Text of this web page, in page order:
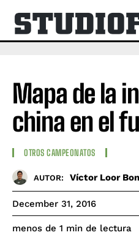
Mapa de la
china en el
OTROS CAMPEONATOS
AUTOR: Víctor Loor
December 31, 2016
menos de 1 min de lectura